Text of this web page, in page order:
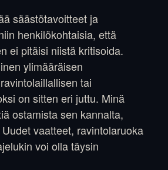
säästötavoitteet ja
henkilökohtaisia, että
ei pitäisi niistä kritisoida.
ylimääräisen
tai
on sitten eri juttu. Minä
ostamista sen kannalta,
vaatteet, ravintolaruoka
voi olla täysin